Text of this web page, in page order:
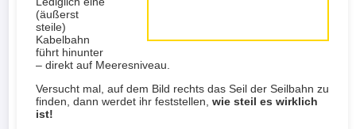
(äußerst
steile)
Kabelbahn
führt hinunter
– direkt auf Meeresniveau.
Versucht mal, auf dem Bild rechts das Seil der Seilbahn zu
finden, dann werdet ihr feststellen,wie steil es wirklich
ist!